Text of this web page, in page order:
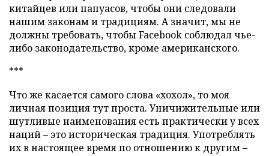
китайцев или папуасов, чтобы они следовали
нашим законам и традициям. А значит, мы не
должны требовать, чтобы Facebook соблюдал чье-
либо законодательство, кроме американского.
***
Что же касается самого слова «хохол», то моя
личная позиция тут проста. Уничижительные или
шутливые наименования есть практически у всех
наций – это историческая традиция. Употреблять
их в настоящее время по отношению к другим –